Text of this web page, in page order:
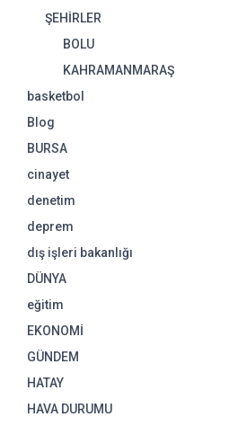
ŞEHİRLER
BOLU
KAHRAMANMARAŞ
basketbol
Blog
BURSA
cinayet
denetim
deprem
dış işleri bakanlığı
DÜNYA
eğitim
EKONOMİ
GÜNDEM
HATAY
HAVA DURUMU